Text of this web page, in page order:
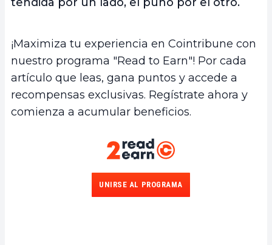
¡Maximiza tu experiencia en Cointribune con
nuestro programa "Read to Earn"! Por cada
artículo que leas, gana puntos y accede a
recompensas exclusivas. Regístrate ahora y
comienza a acumular beneficios.
UNIRSE AL PROGRAMA